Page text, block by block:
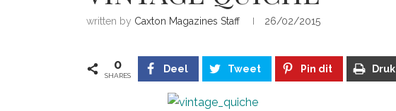
written by Caxton Magazines Staff 26/02/2015
0
SHARES
Deel Tweet Pin dit Druk